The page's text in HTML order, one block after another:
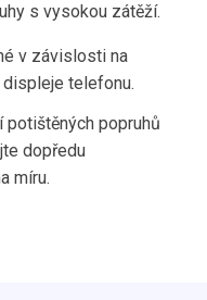
s vysokou zátěží.
v závislosti na
telefonu.
potištěných popruhů
dopředu
míru.